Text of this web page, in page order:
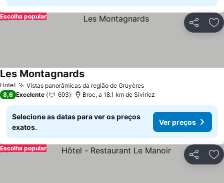
Partilhar
Escolha popular
Hotel Vistas panorâmicas da região de Gruyères
Les Montagnards
8,6 Excelente 693 Broc, a 18.1 km de Siviriez
Selecione as datas para ver os preços
exatos.
Ver preços
Partilhar
Escolha popular